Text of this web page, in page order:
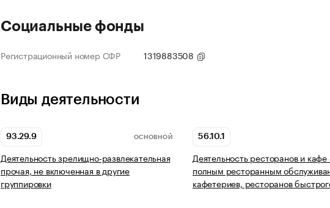
Социальные фонды
Регистрационный номер СФР 1319883508
Виды деятельности
93.29.9 ОСНОВНОЙ
Деятельность зрелищно-развлекательная
прочая, не включенная в другие
группировки
56.10.1
Деятельность ресторанов и кафе
полным ресторанным
кафетериев, ресторанов